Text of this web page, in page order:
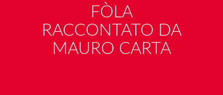
FÒLA
RACCONTATO DA
MAURO CARTA